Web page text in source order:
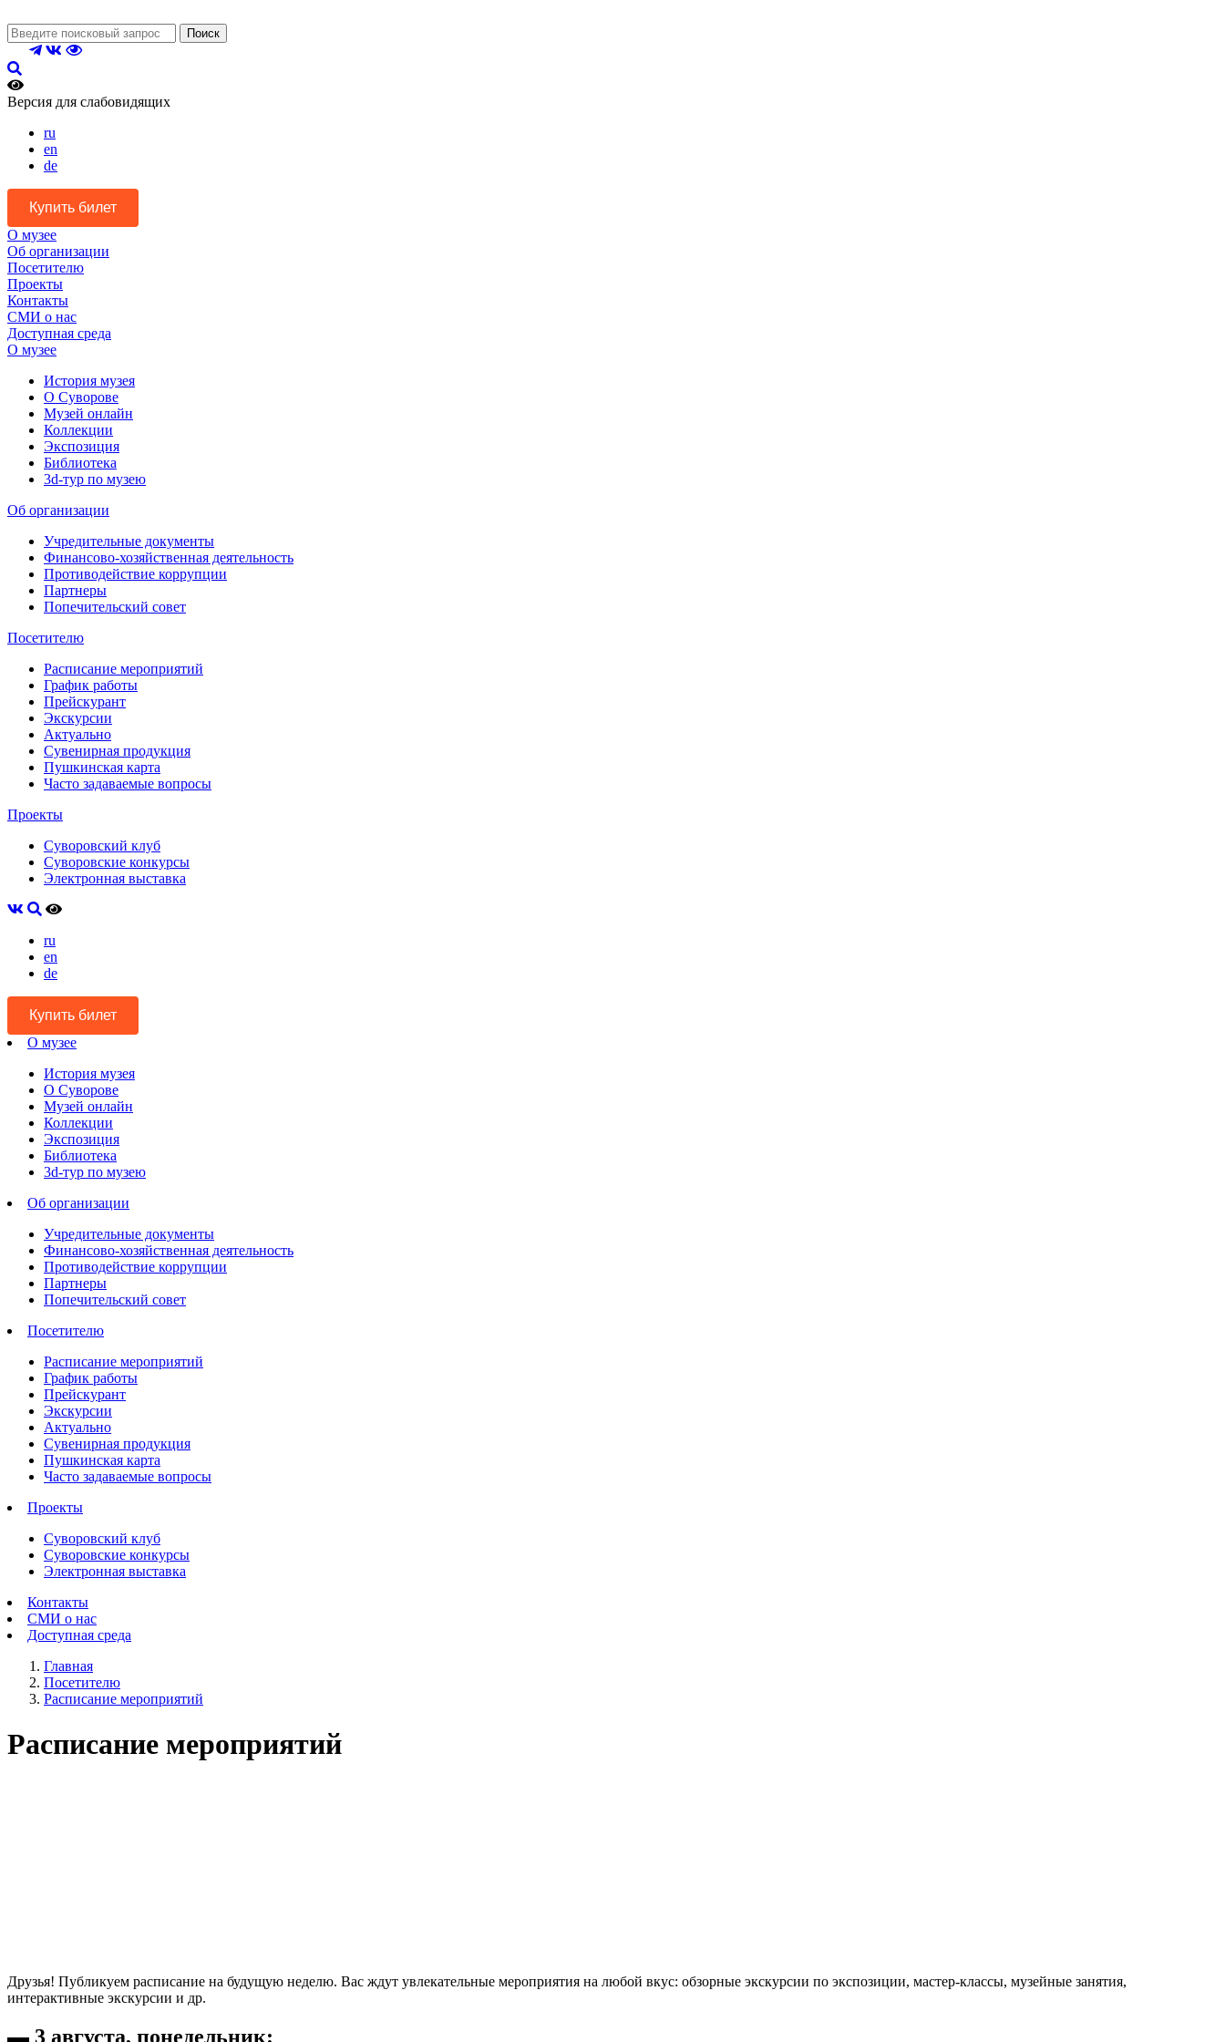
Поиск
Версия для слабовидящих
ru
en
de
Купить билет
О музее
Об организации
Посетителю
Проекты
Контакты
СМИ о нас
Доступная среда
О музее
История музея
О Суворове
Музей онлайн
Коллекции
Экспозиция
Библиотека
3d-тур по музею
Об организации
Учредительные документы
Финансово-хозяйственная деятельность
Противодействие коррупции
Партнеры
Попечительский совет
Посетителю
Расписание мероприятий
График работы
Прейскурант
Экскурсии
Актуально
Сувенирная продукция
Пушкинская карта
Часто задаваемые вопросы
Проекты
Суворовский клуб
Суворовские конкурсы
Электронная выставка
ru
en
de
Купить билет
О музее
История музея
О Суворове
Музей онлайн
Коллекции
Экспозиция
Библиотека
3d-тур по музею
Об организации
Учредительные документы
Финансово-хозяйственная деятельность
Противодействие коррупции
Партнеры
Попечительский совет
Посетителю
Расписание мероприятий
График работы
Прейскурант
Экскурсии
Актуально
Сувенирная продукция
Пушкинская карта
Часто задаваемые вопросы
Проекты
Суворовский клуб
Суворовские конкурсы
Электронная выставка
Контакты
СМИ о нас
Доступная среда
Главная
Посетителю
Расписание мероприятий
Расписание мероприятий
Друзья! Публикуем расписание на будущую неделю. Вас ждут увлекательные мероприятия на любой вкус: обзорные экскурсии по экспозиции, мастер-классы, музейные занятия,
интерактивные экскурсии и др.
▬ 3 августа, понедельник: